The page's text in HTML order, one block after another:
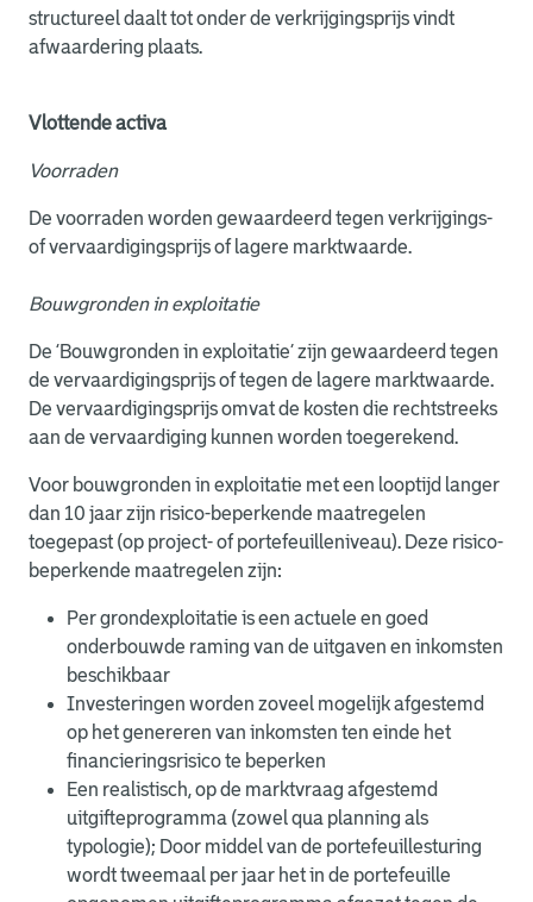
structureel daalt tot onder de verkrijgingsprijs vindt
afwaardering plaats.
Vlottende activa
Voorraden
De voorraden worden gewaardeerd tegen verkrijgings-
of vervaardigingsprijs of lagere marktwaarde.
Bouwgronden in exploitatie
De ‘Bouwgronden in exploitatie’ zijn gewaardeerd tegen
de vervaardigingsprijs of tegen de lagere marktwaarde.
De vervaardigingsprijs omvat de kosten die rechtstreeks
aan de vervaardiging kunnen worden toegerekend.
Voor bouwgronden in exploitatie met een looptijd langer
dan 10 jaar zijn risico-beperkende maatregelen
toegepast (op project- of portefeuilleniveau). Deze risico-
beperkende maatregelen zijn:
Per grondexploitatie is een actuele en goed
onderbouwde raming van de uitgaven en inkomsten
beschikbaar
Investeringen worden zoveel mogelijk afgestemd
op het genereren van inkomsten ten einde het
financieringsrisico te beperken
Een realistisch, op de marktvraag afgestemd
uitgifteprogramma (zowel qua planning als
typologie); Door middel van de portefeuillesturing
wordt tweemaal per jaar het in de portefeuille